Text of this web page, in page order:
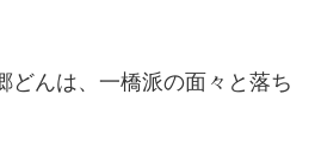
どんは、一橋派の面々と落ち